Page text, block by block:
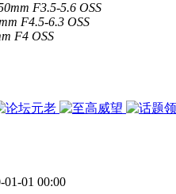
F3.5-5.6 OSS
F4.5-6.3 OSS
F4 OSS
01 00:00